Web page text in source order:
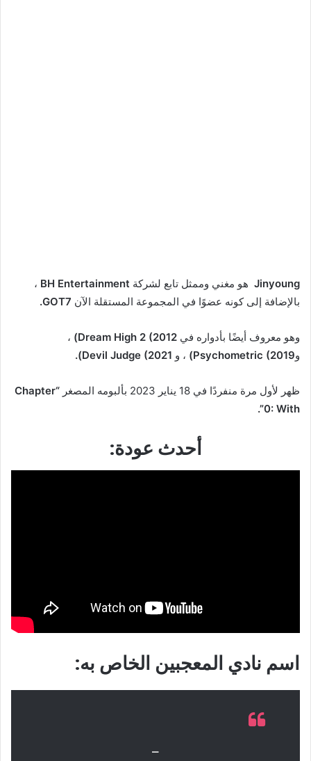
Jinyoung هو مغني وممثل تابع لشركة BH Entertainment ،
بالإضافة إلى كونه عضوًا في المجموعة المستقلة الآن GOT7.
وهو معروف أيضًا بأدواره في Dream High 2 (2012)
،
وPsychometric (2019) ، و Devil Judge (2021).
ظهر لأول مرة منفردًا في 18 يناير 2023 بألبومه المصغر
“Chapter
0: With”.
أحدث عودة:
اسم نادي المعجبين الخاص به:
–